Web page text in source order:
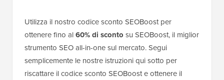
Utilizza il nostro codice sconto SEOBoost per
ottenere fino al60% di sconto su SEOBoost, il miglior
strumento SEO all-in-one sul mercato. Segui
semplicemente le nostre istruzioni qui sotto per
riscattare il codice sconto SEOBoost e ottenere il